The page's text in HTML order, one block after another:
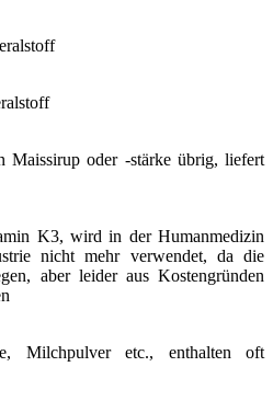
Maissirup oder -stärke übrig, liefert
K3, wird in der Humanmedizin
nicht mehr verwendet, da die
aber leider aus Kostengründen
Milchpulver etc., enthalten oft